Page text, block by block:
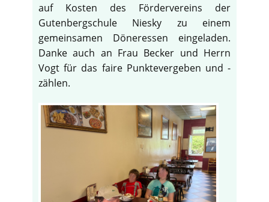
auf Kosten des Fördervereins der
Gutenbergschule Niesky zu einem
gemeinsamen Döneressen eingeladen.
Danke auch an Frau Becker und Herrn
Vogt für das faire Punktevergeben und -
zählen.